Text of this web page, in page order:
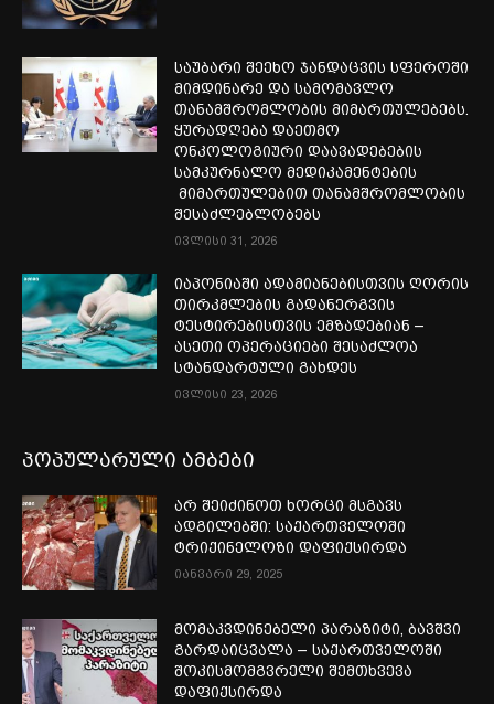
საუბარი შეეხო ჯანდაცვის სფეროში
მიმდინარე და სამომავლო
თანამშრომლობის მიმართულებებს.
ყურადღება დაეთმო
ონკოლოგიური დაავადებების
სამკურნალო მედიკამენტების
მიმართულებით თანამშრომლობის
შესაძლებლობებს
ივლისი 31, 2026
იაპონიაში ადამიანებისთვის ღორის
თირკმლების გადანერგვის
ტესტირებისთვის ემზადებიან –
ასეთი ოპერაციები შესაძლოა
სტანდარტული გახდეს
ივლისი 23, 2026
პოპულარული ამბები
არ შეიძინოთ ხორცი მსგავს
ადგილებში: საქართველოში
ტრიქინელოზი დაფიქსირდა
იანვარი 29, 2025
მომაკვდინებელი პარაზიტი, ბავშვი
გარდაიცვალა – საქართველოში
შოკისმომგვრელი შემთხვევა
დაფიქსირდა